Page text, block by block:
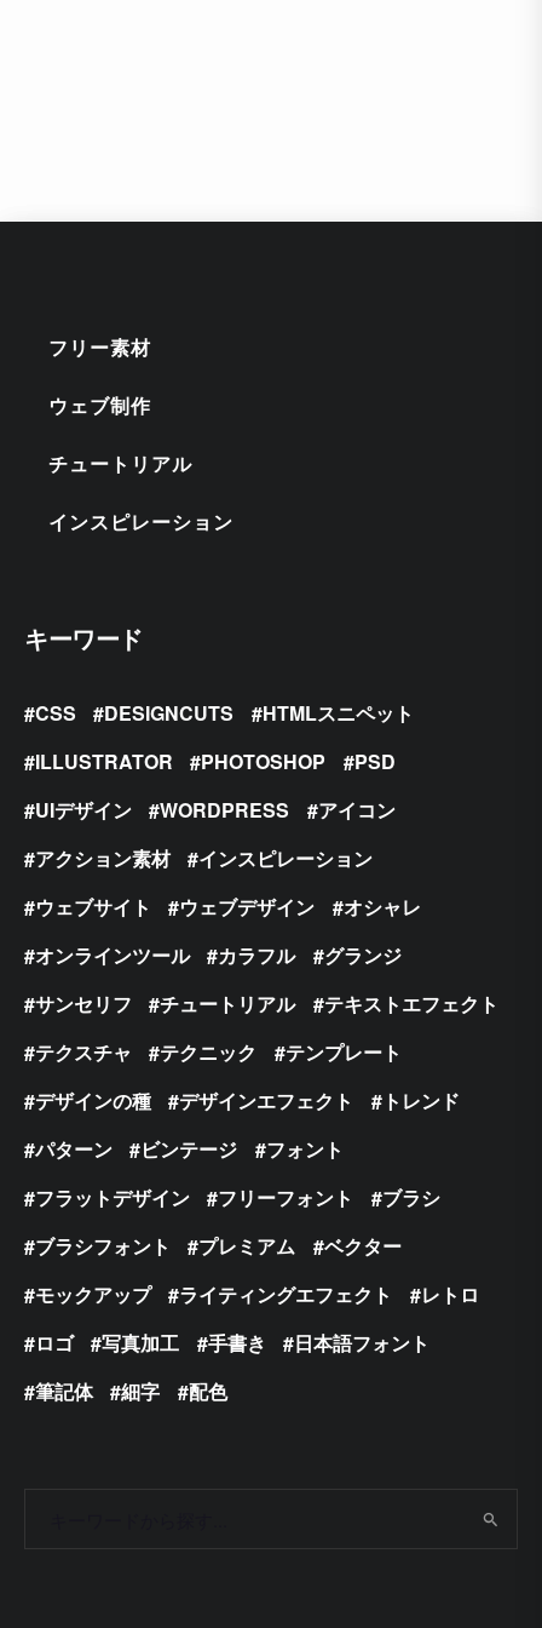
フリー素材
ウェブ制作
チュートリアル
インスピレーション
キーワード
CSS DESIGNCUTS
HTMLスニペット
ILLUSTRATOR
PHOTOSHOP
PSD
UIデザイン
WORDPRESS
アイコン
アクション素材
インスピレーション
ウェブサイト
ウェブデザイン
オシャレ
オンラインツール
カラフル
グランジ
サンセリフ
チュートリアル
テキストエフェクト
テクスチャ
テクニック
テンプレート
デザインの種
デザインエフェクト
トレンド
パターン
ビンテージ
フォント
フラットデザイン
フリーフォント
ブラシ
ブラシフォント
プレミアム
ベクター
モックアップ
ライティングエフェクト
レトロ
ロゴ
写真加工 手書き
日本語フォント
筆記体
細字 配色